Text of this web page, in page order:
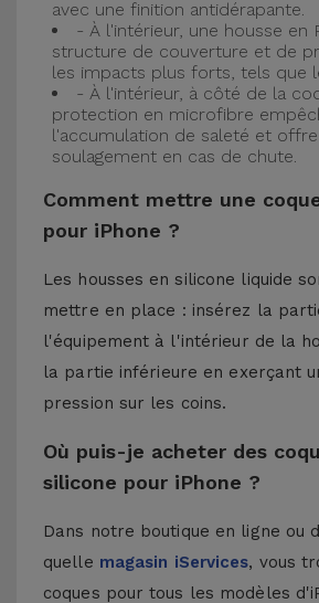
avec une finition antidérapante.
- À l'intérieur, une housse en
structure de couverture et de
les impacts plus forts, tels que
- À l'intérieur, à côté de la
protection en microfibre
l'accumulation de saleté et
soulagement en cas de chute.
Comment mettre une
pour iPhone ?
Les housses en silicone liquide
mettre en place : insérez la
l'équipement à l'intérieur de la
la partie inférieure en exerçant
pression sur les coins.
Où puis-je acheter des
silicone pour iPhone ?
Dans notre boutique en ligne ou
quelle magasin iServices, vous
coques pour tous les modèles